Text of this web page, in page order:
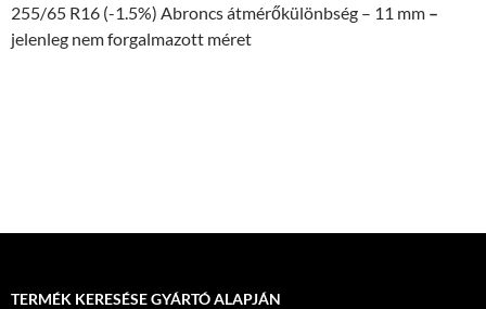
255/65 R16 (-1.5%) Abroncs átmérőkülönbség – 11 mm –
jelenleg nem forgalmazott méret
TERMÉK KERESÉSE GYÁRTÓ ALAPJÁN